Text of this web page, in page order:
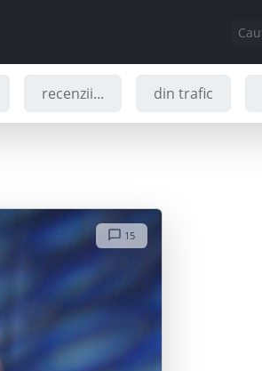
recenzii... din trafic
15